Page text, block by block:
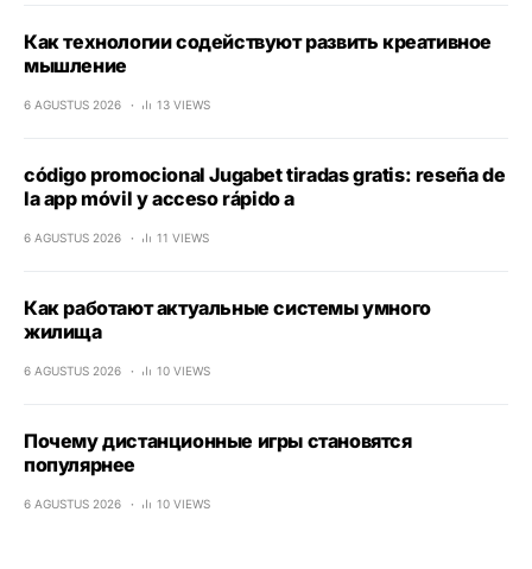
Как технологии содействуют развить креативное
мышление
6 AGUSTUS 2026 13 VIEWS
código promocional Jugabet tiradas gratis: reseña de
la app móvil y acceso rápido a
6 AGUSTUS 2026 11 VIEWS
Как работают актуальные системы умного
жилища
6 AGUSTUS 2026 10 VIEWS
Почему дистанционные игры становятся
популярнее
6 AGUSTUS 2026 10 VIEWS